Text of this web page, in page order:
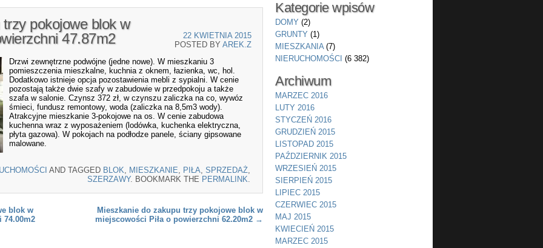
pokojowe blok w
47.87m2
22 KWIETNIA 2015
POSTED BY AREK.Z
Drzwi zewnętrzne podwójne (jedne nowe). W mieszkaniu 3
pomieszczenia mieszkalne, kuchnia z oknem, łazienka, wc, hol.
Dodatkowo istnieje opcja pozostawienia mebli z sypialni. W cenie
pozostają także dwie szafy w zabudowie w przedpokoju a także
szafa w salonie. Czynsz 372 zł, w czynszu zaliczka na co, wywóz
śmieci, fundusz remontowy, woda (zaliczka na 8,5m3 wody).
Atrakcyjne mieszkanie 3-pokojowe na os. W cenie zabudowa
kuchenna wraz z wyposażeniem (lodówka, kuchenka elektryczna,
płyta gazowa). W pokojach na podłodze panele, ściany gipsowane
malowane.
AND TAGGED BLOK MIESZKANIE PIŁA SPRZEDAŻ
SZERZAWY. BOOKMARK THE PERMALINK
blok w
Mieszkanie do zakupu trzy pokojowe blok w
miejscowości Piła o powierzchni 62.20m2 →
Kategorie wpisów
DOMY (2)
GRUNTY (1)
MIESZKANIA(7)
NIERUCHOMOŚCI (6 382)
Archiwum
MARZEC 2016
LUTY 2016
STYCZEŃ 2016
GRUDZIEŃ 2015
LISTOPAD 2015
PAŹDZIERNIK 2015
WRZESIEŃ 2015
SIERPIEŃ 2015
LIPIEC 2015
CZERWIEC 2015
MAJ 2015
KWIECIEŃ 2015
MARZEC 2015